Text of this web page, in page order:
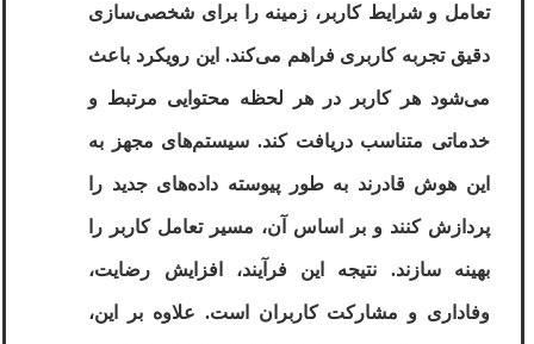
تعامل و شرایط کاربر، زمینه را برای شخصی‌سازی
دقیق تجربه کاربری فراهم می‌کند. این رویکرد باعث
می‌شود هر کاربر در هر لحظه محتوایی مرتبط و
خدماتی متناسب دریافت کند. سیستم‌های مجهز به
این هوش قادرند به‌ طور پیوسته داده‌های جدید را
پردازش کنند و بر اساس آن، مسیر تعامل کاربر را
بهینه سازند. نتیجه این فرآیند، افزایش رضایت،
وفاداری و مشارکت کاربران است. علاوه بر این،